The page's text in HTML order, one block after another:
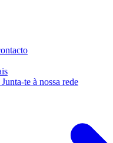
te à nossa rede